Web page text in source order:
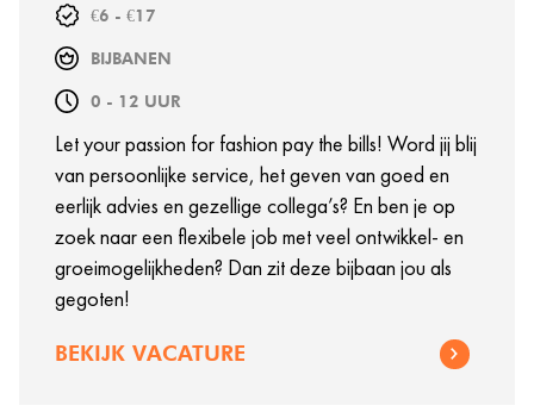
€6 - €17
BIJBANEN
0 - 12 UUR
Let your passion for fashion pay the bills! Word jij blij
van persoonlijke service, het geven van goed en
eerlijk advies en gezellige collega’s? En ben je op
zoek naar een flexibele job met veel ontwikkel- en
groeimogelijkheden? Dan zit deze bijbaan jou als
gegoten!
BEKIJK VACATURE